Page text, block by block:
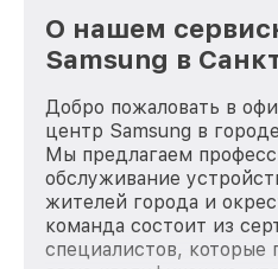
О нашем
Samsung в
Добро пожаловать в
центр Samsung в
Мы предлагаем
обслуживание
жителей города и
команда состоит из
специалистов, которые